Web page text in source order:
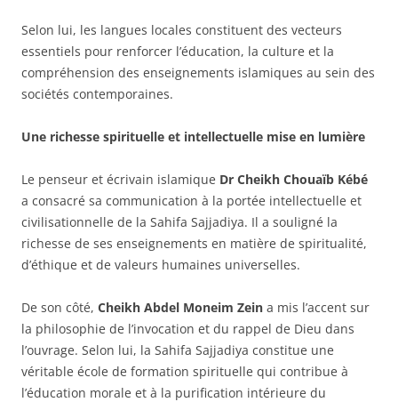
Selon lui, les langues locales constituent des vecteurs
essentiels pour renforcer l’éducation, la culture et la
compréhension des enseignements islamiques au sein des
sociétés contemporaines.
Une richesse spirituelle et intellectuelle mise en lumière
Le penseur et écrivain islamique Dr Cheikh Chouaïb Kébé
a consacré sa communication à la portée intellectuelle et
civilisationnelle de la Sahifa Sajjadiya. Il a souligné la
richesse de ses enseignements en matière de spiritualité,
d’éthique et de valeurs humaines universelles.
De son côté, Cheikh Abdel Moneim Zein a mis l’accent sur
la philosophie de l’invocation et du rappel de Dieu dans
l’ouvrage. Selon lui, la Sahifa Sajjadiya constitue une
véritable école de formation spirituelle qui contribue à
l’éducation morale et à la purification intérieure du